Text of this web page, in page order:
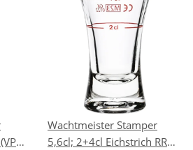
Wachtmeister Stamper
5,6cl; 2+4cl Eichstrich RR